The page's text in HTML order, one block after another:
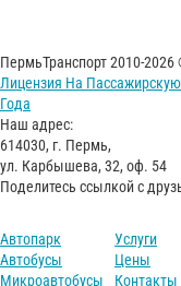
ПермьТранспорт 2010-2026
Лицензия На
Года
Наш адрес:
614030, г. Пермь,
ул. Карбышева, 32, оф. 54
Поделитесь ссылкой с
Автопарк
Автобусы
Микроавтобусы
Услуги
Цены
Контакты